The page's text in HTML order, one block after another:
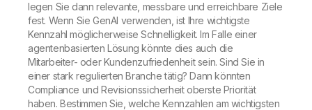
legen Sie dann relevante, messbare und erreichbare Ziele
fest. Wenn Sie GenAI verwenden, ist Ihre wichtigste
Kennzahl möglicherweise Schnelligkeit. Im Falle einer
agentenbasierten Lösung könnte dies auch die
Mitarbeiter- oder Kundenzufriedenheit sein. Sind Sie in
einer stark regulierten Branche tätig? Dann könnten
Compliance und Revisionssicherheit oberste Priorität
haben. Bestimmen Sie, welche Kennzahlen am wichtigsten